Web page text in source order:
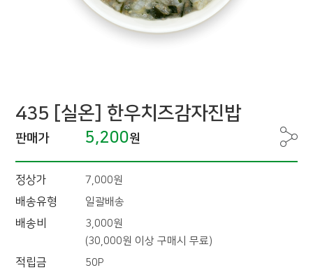
435 [실온] 한우치즈감자진밥
판매가 5,200원
정상가 7,000원
배송유형 일괄배송
배송비
3,000원
(30,000원 이상 구매시 무료)
적립금 50P